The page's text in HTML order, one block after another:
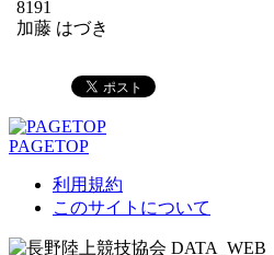
8191
加藤 はづき
PAGETOP
利用規約
このサイトについて